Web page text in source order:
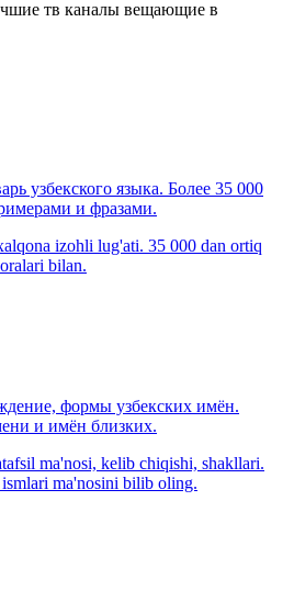
тв каналы вещающие в
узбекского языка. Более 35 000
и фразами.
izohli lug'ati. 35 000 dan ortiq
bilan.
формы узбекских имён.
и имён близких.
ma'nosi, kelib chiqishi, shakllari.
ma'nosini bilib oling.